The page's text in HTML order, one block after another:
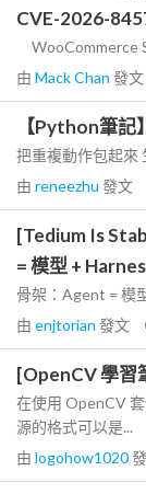
CVE-2026-
WooCommerce
由 Mack Chan 發文
【Python筆
把重複動作包起來
由 reneezhu 發文
[Tedium Is
= 模型 +
骨架：Agent = 模
由 enjtorian 發文
[OpenCV 學習
在使用 OpenCV
源的格式可以是...
由 logohow1020